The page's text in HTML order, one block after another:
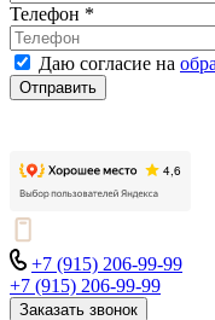
Телефон *
Даю согласие на
Отправить
+7 (915) 206-99-99
+7 (915) 206-99-99
Заказать звонок